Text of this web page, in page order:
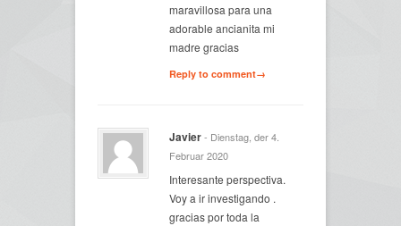
maravillosa para una
adorable ancianita mi
madre gracias
Reply to comment→
Javier- Dienstag, der 4.
Februar 2020
Interesante perspectiva.
Voy a ir investigando .
gracias por toda la